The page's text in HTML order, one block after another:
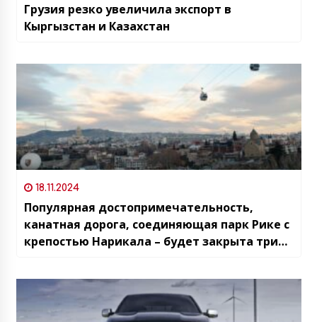
Грузия резко увеличила экспорт в
Кыргызстан и Казахстан
18.11.2024
Популярная достопримечательность,
канатная дорога, соединяющая парк Рике с
крепостью Нарикала – будет закрыта три